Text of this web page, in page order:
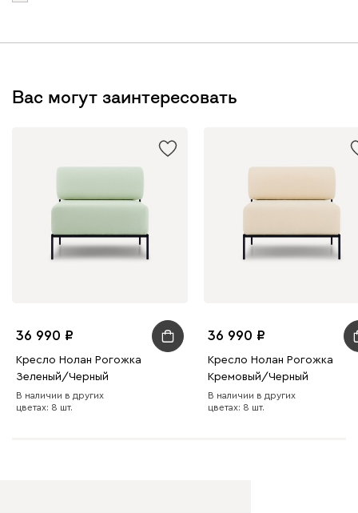
Вас могут заинтересовать
36 990
Кресло Нолан Рогожка
Зеленый/Черный
В наличии в других
цветах: 8 шт.
36 990
Кресло Нолан Рогожка
Кремовый/Черный
В наличии в других
цветах: 8 шт.